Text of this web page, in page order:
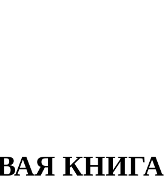
КНИГА